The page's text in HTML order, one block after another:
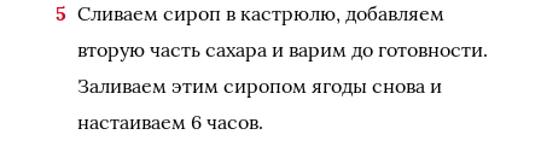
Сливаем сироп в кастрюлю, добавляем
вторую часть сахара и варим до готовности.
Заливаем этим сиропом ягоды снова и
настаиваем 6 часов.